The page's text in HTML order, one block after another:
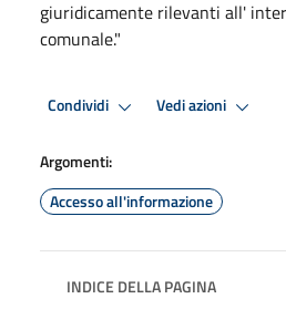
giuridicamente rilevanti all'
comunale."
Condividi Vedi azioni
Argomenti:
Accesso all'informazione
INDICE DELLA PAGINA